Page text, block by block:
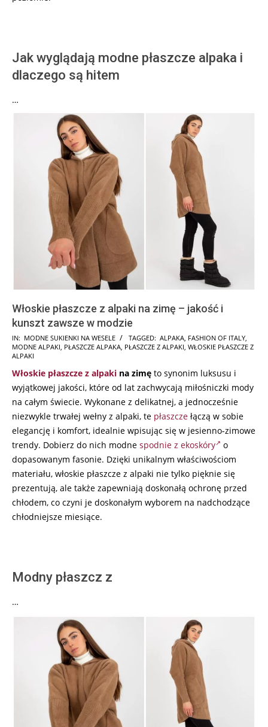
Jak wyglądają modne płaszcze alpaka i
dlaczego są hitem
…
Włoskie płaszcze z alpaki na zimę – jakość i
kunszt zawsze w modzie
2024-
08-
IN: MODNE SUKIENKI NA WESELE TAGGED: ALPAKA, FASHION OF ITALY,
MODNE ALPAKI, PŁASZCZE ALPAKA, PŁASZCZE Z ALPAKI, WŁOSKIE PŁASZCZE Z
ALPAKI
Włoskie płaszcze z alpaki na zimę to synonim luksusu i
wyjątkowej jakości, które od lat zachwycają miłośniczki mody
na całym świecie. Wykonane z delikatnej, a jednocześnie
niezwykle trwałej wełny z alpaki, te płaszcze łączą w sobie
elegancję i komfort, idealnie wpisując się w jesienno-zimowe
trendy. Dobierz do nich modne spodnie z ekoskóry
o
dopasowanym fasonie. Dzięki unikalnym właściwościom
materiału, włoskie płaszcze z alpaki nie tylko pięknie się
prezentują, ale także zapewniają doskonałą ochronę przed
chłodem, co czyni je doskonałym wyborem na nadchodzące
chłodniejsze miesiące.
Modny płaszcz z
…